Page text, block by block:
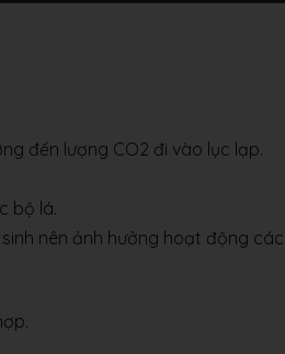
đến lượng CO2 đi vào lục lạp.
bộ lá.
nên ảnh hưởng hoạt động các